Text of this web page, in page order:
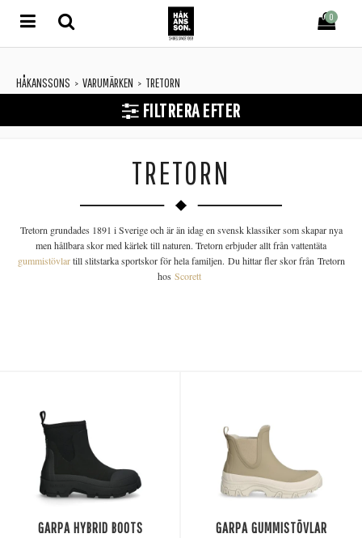
0
HÅKANSSONS > VARUMÄRKEN > TRETORN
FILTRERA EFTER
TRETORN
Tretorn grundades 1891 i Sverige och är än idag en svensk klassiker som skapar nya
men hållbara skor med kärlek till naturen. Tretorn erbjuder allt från vattentäta
gummistövlartill slitstarka sportskor för hela familjen. Du hittar fler skor från Tretorn
hos Scorett
GARPA HYBRID BOOTS GARPA GUMMISTÖVLAR